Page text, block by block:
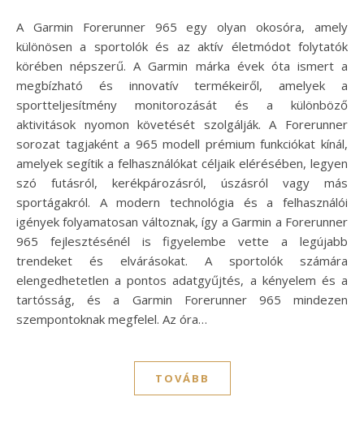
A Garmin Forerunner 965 egy olyan okosóra, amely
különösen a sportolók és az aktív életmódot folytatók
körében népszerű. A Garmin márka évek óta ismert a
megbízható és innovatív termékeiről, amelyek a
sportteljesítmény monitorozását és a különböző
aktivitások nyomon követését szolgálják. A Forerunner
sorozat tagjaként a 965 modell prémium funkciókat kínál,
amelyek segítik a felhasználókat céljaik elérésében, legyen
szó futásról, kerékpározásról, úszásról vagy más
sportágakról. A modern technológia és a felhasználói
igények folyamatosan változnak, így a Garmin a Forerunner
965 fejlesztésénél is figyelembe vette a legújabb
trendeket és elvárásokat. A sportolók számára
elengedhetetlen a pontos adatgyűjtés, a kényelem és a
tartósság, és a Garmin Forerunner 965 mindezen
szempontoknak megfelel. Az óra…
TOVÁBB